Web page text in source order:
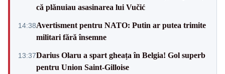
că plănuiau asasinarea lui Vučić
14:38Avertisment pentru NATO: Putin ar putea trimite
militari fără însemne
13:37Darius Olaru a spart gheața în Belgia! Gol superb
pentru Union Saint-Gilloise